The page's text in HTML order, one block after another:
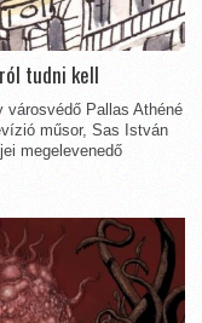
tudni kell
Pallas Athéné
műsor, Sas István
megelevenedő